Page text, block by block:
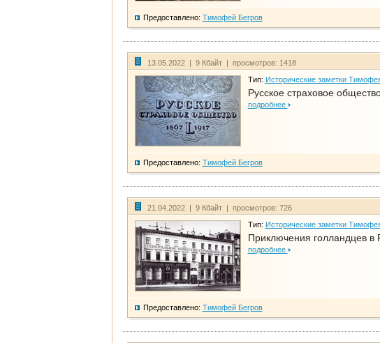
Предоставлено: Тимофей Бегров
13.05.2022 | 9 Кбайт | просмотров: 1418
Тип: Исторические заметки
Русское страховое
подробнее
Предоставлено: Тимофей Бегров
21.04.2022 | 9 Кбайт | просмотров: 726
Тип: Исторические заметки
Приключения голландцев в
подробнее
Предоставлено: Тимофей Бегров